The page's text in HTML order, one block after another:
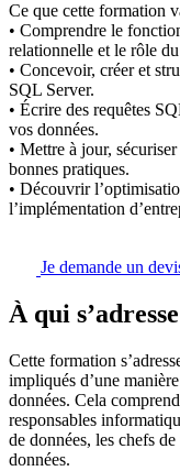
Ce que cette formation
• Comprendre le
relationnelle et le rôle
• Concevoir, créer et
SQL Server.
• Écrire des requêtes
vos données.
• Mettre à jour,
bonnes pratiques.
• Découvrir
l’implémentation
Je demande un
À qui
Cette formation
impliqués d’une
données. Cela
responsables
de données, les chefs
données.